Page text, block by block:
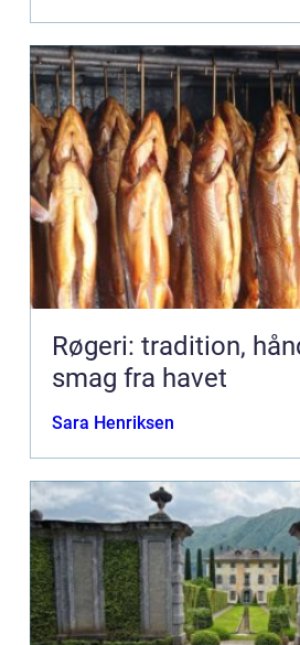
Røgeri: tradition,
smag fra havet
Sara Henriksen